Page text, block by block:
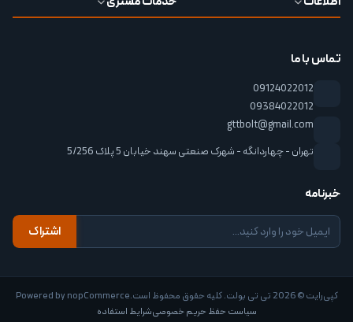
تماس با ما
09124022012
09384022012
gttbolt@gmail.com
تهران - چهاردانگه - شهرک صنعتی سهند خیابان 5 پلاک 5/256
خبرنامه
اشتراک
کپی‌رایت © 2026 تی تی بولت. کلیه حقوق محفوظ است. Powered by nopCommerce
سیاست حفظ حریم خصوصیشرایط استفاده